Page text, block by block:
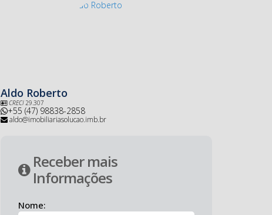
Aldo Roberto
CRECI29.307
+55 (47) 98838-2858
aldo@imobiliariasolucao.imb.br
Receber mais
Informações
Nome: